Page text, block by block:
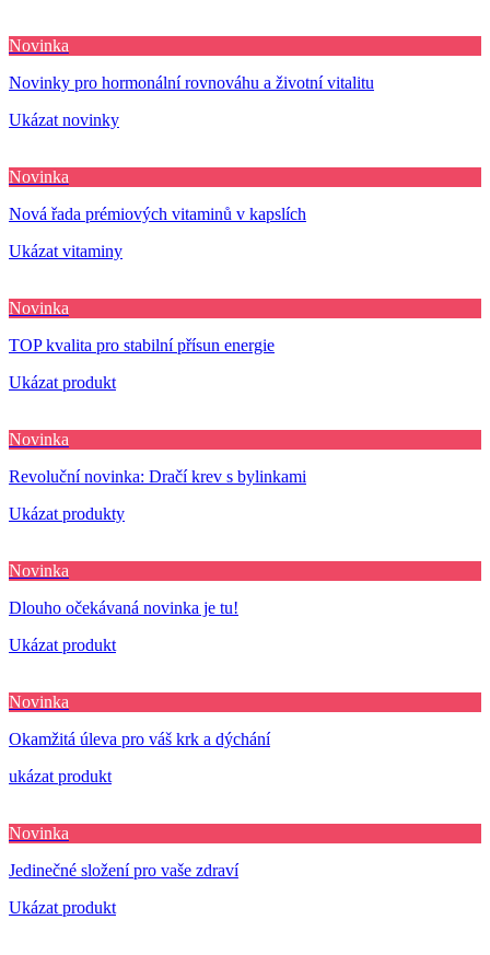
Novinka
Novinky pro hormonální rovnováhu a životní vitalitu
Ukázat novinky
Novinka
Nová řada prémiových vitaminů v kapslích
Ukázat vitaminy
Novinka
TOP kvalita pro stabilní přísun energie
Ukázat produkt
Novinka
Revoluční novinka: Dračí krev s bylinkami
Ukázat produkty
Novinka
Dlouho očekávaná novinka je tu!
Ukázat produkt
Novinka
Okamžitá úleva pro váš krk a dýchání
ukázat produkt
Novinka
Jedinečné složení pro vaše zdraví
Ukázat produkt